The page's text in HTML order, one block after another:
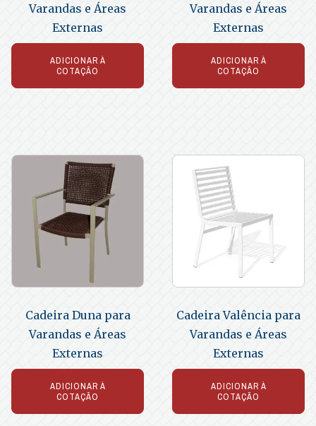
Varandas e Áreas
Externas
ADICIONAR À
COTAÇÃO
Varandas e Áreas
Externas
ADICIONAR À
COTAÇÃO
Cadeira Duna para
Varandas e Áreas
Externas
ADICIONAR À
COTAÇÃO
Cadeira Valência para
Varandas e Áreas
Externas
ADICIONAR À
COTAÇÃO